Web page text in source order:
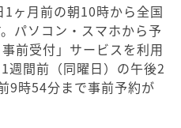
ヶ月前の朝10時から全国
パソコン・スマホから予
前受付」サービスを利用
週間前（同曜日）の午後2
9時54分まで事前予約が